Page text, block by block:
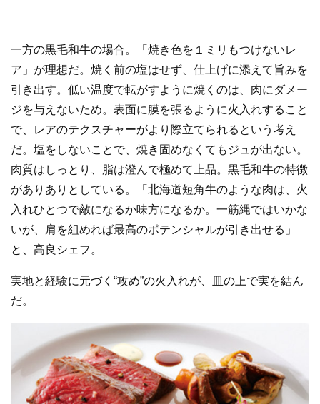
一方の黒毛和牛の場合。「焼き色を１ミリもつけないレ
ア」が理想だ。焼く前の塩はせず、仕上げに添えて旨みを
引き出す。低い温度で転がすように焼くのは、肉にダメー
ジを与えないため。表面に膜を張るように火入れすること
で、レアのテクスチャーがより際立てられるという考え
だ。塩をしないことで、焼き固めなくてもジュが出ない。
肉質はしっとり、脂は澄んで極めて上品。黒毛和牛の特徴
がありありとしている。「北海道短角牛のような肉は、火
入れひとつで敵になるか味方になるか。一筋縄ではいかな
いが、肩を組めれば最高のポテンシャルが引き出せる」
と、高良シェフ。
実地と経験に元づく“攻め”の火入れが、皿の上で実を結ん
だ。